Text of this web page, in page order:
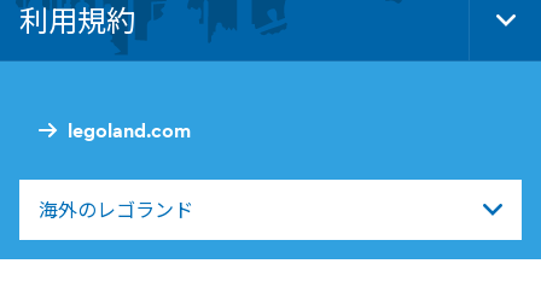
legoland.com
海外のレゴランド
利用規約